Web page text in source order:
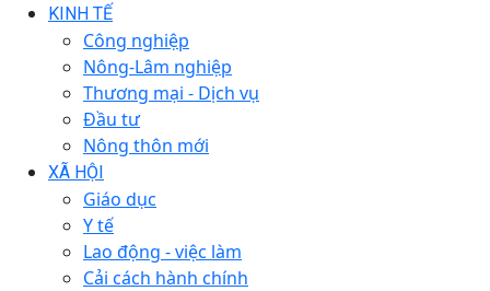
KINH TẾ
Công nghiệp
Nông-Lâm nghiệp
Thương mại - Dịch vụ
Đầu tư
Nông thôn mới
XÃ HỘI
Giáo dục
Y tế
Lao động - việc làm
Cải cách hành chính